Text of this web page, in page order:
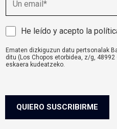
m
a
i
l
A
i
s
e
a
He leído y acepto la
Ematen dizkiguzun datu pertsonalak
ditu (Los Chopos etorbidea, z/g,
eskaera kudeatzeko.
QUIERO SUSCRIBIRME